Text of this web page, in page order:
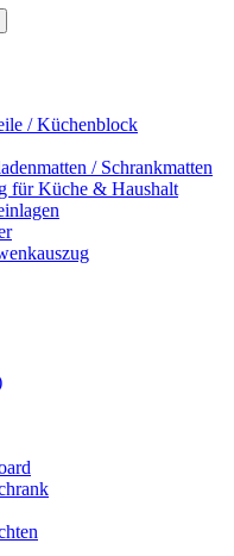
/ Küchenblock
/ Schrankmatten
für Küche & Haushalt